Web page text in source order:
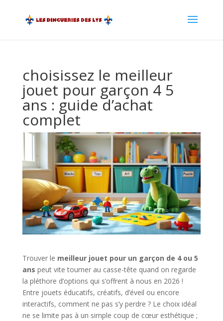
choisissez le meilleur
jouet pour garçon 4 5
ans : guide d’achat
complet
Trouver le meilleur jouet pour un garçon de 4 ou 5
ans peut vite tourner au casse-tête quand on regarde
la pléthore d’options qui s’offrent à nous en 2026 !
Entre jouets éducatifs, créatifs, d’éveil ou encore
interactifs, comment ne pas s’y perdre ? Le choix idéal
ne se limite pas à un simple coup de cœur esthétique ;